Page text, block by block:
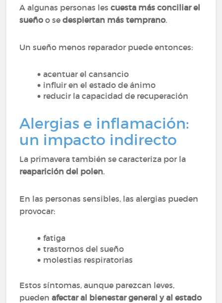
A algunas personas lescuesta más conciliar el
sueño o se despiertan más temprano.
Un sueño menos reparador puede entonces:
acentuar el cansancio
influir en el estado de ánimo
reducir la capacidad de recuperación
Alergias e inflamación:
un impacto indirecto
La primavera también se caracteriza por la
reaparición del polen.
En las personas sensibles, las alergias pueden
provocar:
fatiga
trastornos del sueño
molestias respiratorias
Estos síntomas, aunque parezcan leves,
puedenafectar al bienestar general y al estado